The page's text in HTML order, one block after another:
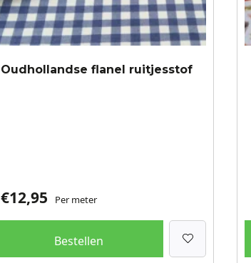
Oudhollandse flanel ruitjesstof
€12,95 Per meter
Bestellen